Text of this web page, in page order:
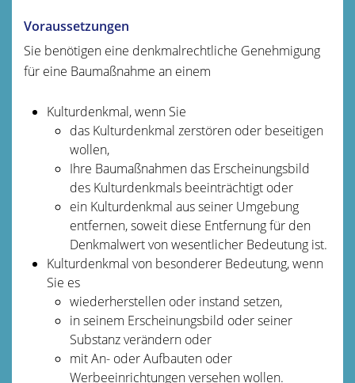
Voraussetzungen
Sie benötigen eine denkmalrechtliche Genehmigung
für eine Baumaßnahme an einem
Kulturdenkmal, wenn Sie
das Kulturdenkmal zerstören oder beseitigen
wollen,
Ihre Baumaßnahmen das Erscheinungsbild
des Kulturdenkmalsbeeinträchtigt oder
ein Kulturdenkmal aus seiner Umgebung
entfernen, soweit diese Entfernung für den
Denkmalwert von wesentlicher Bedeutung ist.
Kulturdenkmal von besonderer Bedeutung, wenn
Sie es
wiederherstellen oder instand setzen,
in seinem Erscheinungsbild oder seiner
Substanz verändern oder
mit An- oder Aufbauten oder
Werbeeinrichtungen versehen wollen.